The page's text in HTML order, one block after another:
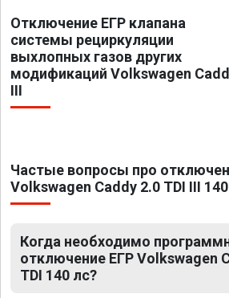
Отключение ЕГР клапана
системы рециркуляции
выхлопных газов других
модификаций Volkswagen
III
Частые вопросы про
Volkswagen Caddy 2.0 TDI III
Когда необходимо
отключение ЕГР Volkswagen
TDI 140 лс?